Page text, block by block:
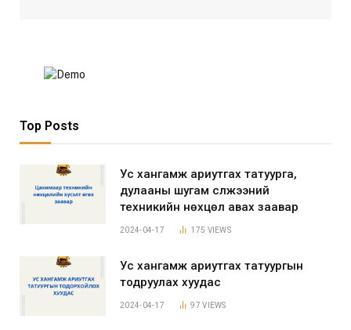
Top Posts
Ус хангамж ариутгах татуурга,
дулааны шугам сүлжээний
техникийн нөхцөл авах заавар
2024-04-17 175 VIEWS
Ус хангамж ариутгах татуургын
тодруулах хуудас
2024-04-17 97VIEWS